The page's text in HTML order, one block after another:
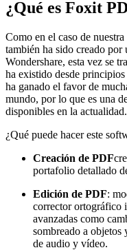
¿Qué es Foxit
Como en el caso de
también ha sido creado por
Wondershare, esta vez se
ha existido desde
ha ganado el favor de
mundo, por lo que es una
disponibles en la actualidad.
¿Qué puede hacer este
Creación de PDF
portafolio detallado
Edición de PDF:
corrector ortográfico
avanzadas como
sombreado a objetos
de audio y vídeo.